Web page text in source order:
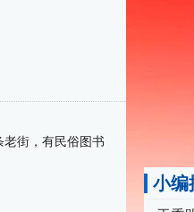
街，有民俗图书
小编